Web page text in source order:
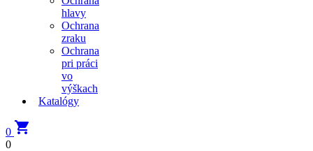
hlavy
Ochrana
zraku
Ochrana
pri práci
vo
výškach
Katalógy
0 
0